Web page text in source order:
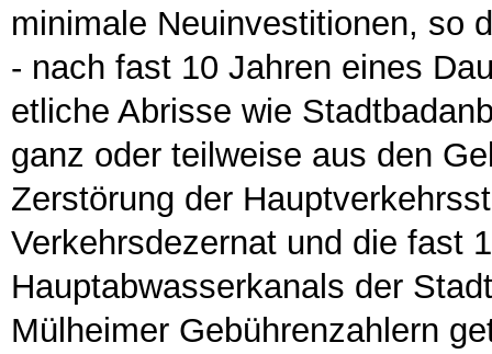
minimale Neuinvestitionen, so
- nach fast 10 Jahren eines
etliche Abrisse wie
ganz oder teilweise aus den
Zerstörung der
Verkehrsdezernat und die fast
Hauptabwasserkanals der
Mülheimer Gebührenzahlern